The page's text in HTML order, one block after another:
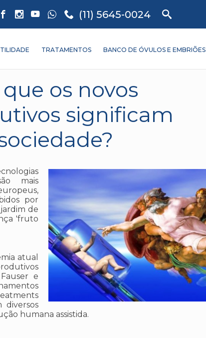
(11) 5645-0024
TRATAMENTOS BANCO DE ÓVULOS E EMBRIÕES
os novos
significam
mais
por
de
'fruto
atual
e
diversos
humana assistida.